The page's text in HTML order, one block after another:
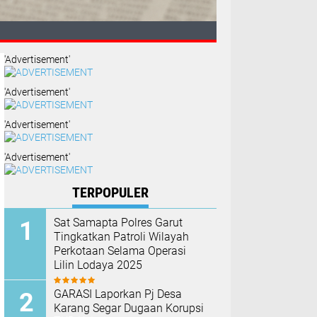
'Advertisement'
'Advertisement'
'Advertisement'
'Advertisement'
TERPOPULER
Sat Samapta Polres Garut
Tingkatkan Patroli Wilayah
Perkotaan Selama Operasi
Lilin Lodaya 2025
GARASI Laporkan Pj Desa
Karang Segar Dugaan Korupsi